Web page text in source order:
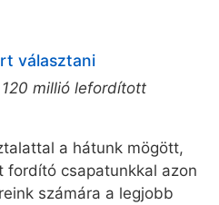
választani
millió lefordított
a hátunk mögött,
fordító csapatunkkal azon
számára a legjobb